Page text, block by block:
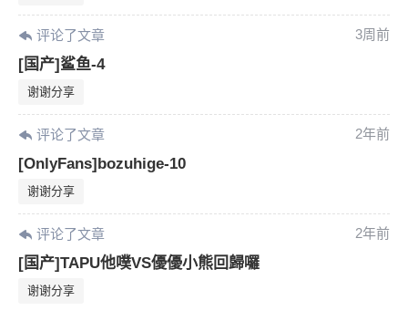
评论了文章 3周前
[国产]鲨鱼-4
谢谢分享
评论了文章 2年前
[OnlyFans]bozuhige-10
谢谢分享
评论了文章 2年前
[国产]TAPU他噗VS優優小熊回歸囉
谢谢分享